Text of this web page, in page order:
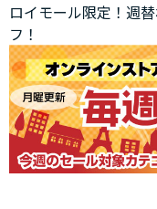
ロイモール限定！週
フ！